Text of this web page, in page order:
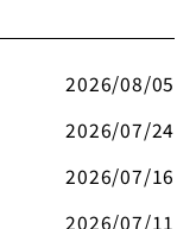
2026/08/05
2026/07/24
2026/07/16
2026/07/11